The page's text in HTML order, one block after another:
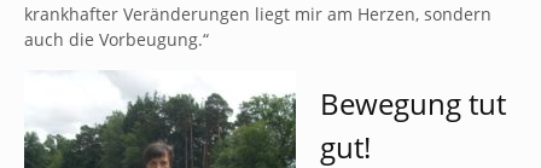
krankhafter Veränderungen liegt mir am Herzen, sondern
auch die Vorbeugung.“
Bewegung tut
gut!